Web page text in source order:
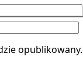
opublikowany.